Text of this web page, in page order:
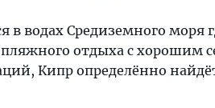
в водах Средиземного
отдыха с хорошим
Кипр определённо